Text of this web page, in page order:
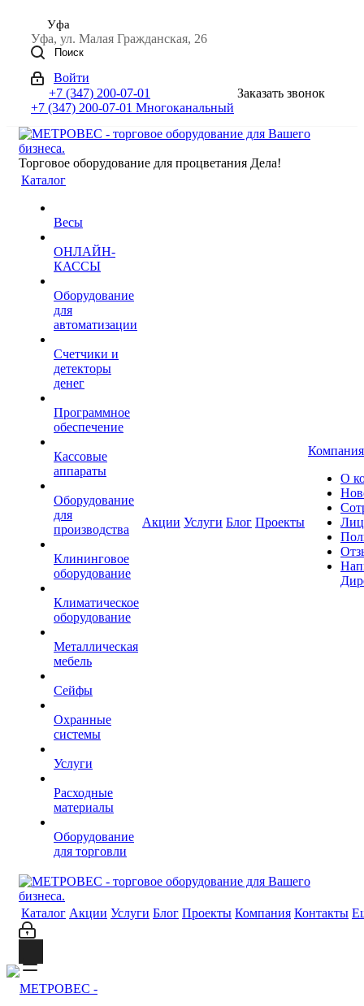
Уфа
Уфа, ул. Малая Гражданская, 26
Поиск
Войти
+7 (347) 200-07-01
+7 (347) 200-07-01 Многоканальный
Заказать звонок
Торговое оборудование для процветания Дела!
Каталог
Весы
ОНЛАЙН-
КАССЫ
Оборудование
для
автоматизации
Счетчики и
детекторы
денег
Программное
обеспечение
Кассовые
аппараты
Оборудование
для
производства
Клининговое
оборудование
Климатическое
оборудование
Металлическая
мебель
Сейфы
Охранные
системы
Услуги
Расходные
материалы
Оборудование
для торговли
Акции Услуги Блог Проекты
Компания
О
Каталог Акции Услуги Блог Проекты Компания Контакты